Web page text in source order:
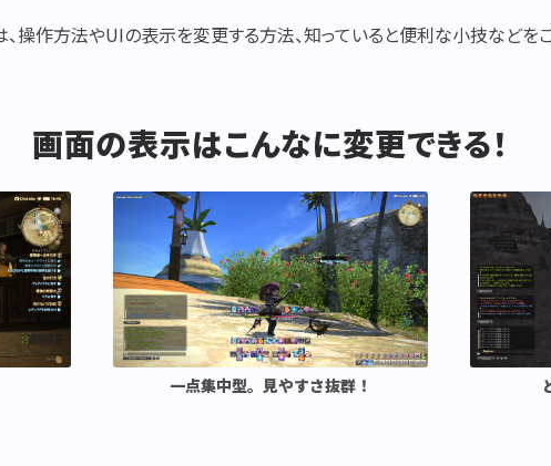
意図した会話モードに発言できません…
ログウィンドウの内容を消去したい
見たい情報だけを表示する専用のタブを作りたい
ログウィンドウの大きさを変えたい
、操作方法やUIの表示を変更する方法、知っていると便利な小技などを
画面の表示はこんなに変更できる！
一点集中型。見やすさ抜群！